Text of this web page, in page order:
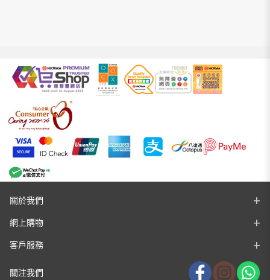
關於我們
網上購物
客戶服務
關注我們